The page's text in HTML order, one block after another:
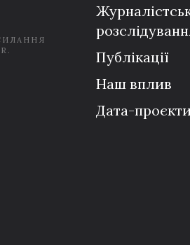
Публікації
Наш вплив
Дата-